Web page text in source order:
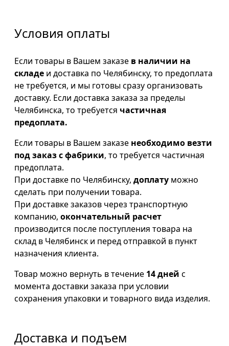
Условия оплаты
Если товары в Вашем заказе в наличии на
складе и доставка по Челябинску, то предоплата
не требуется, и мы готовы сразу организовать
доставку. Если доставка заказа за пределы
Челябинска, то требуется частичная
предоплата.
Если товары в Вашем заказе необходимо везти
под заказ с фабрики, то требуется частичная
предоплата.
При доставке по Челябинску, доплату можно
сделать при получении товара.
При доставке заказов через транспортную
компанию, окончательный расчет
производится после поступления товара на
склад в Челябинск и перед отправкой в пункт
назначения клиента.
Товар можно вернуть в течение 14 дней с
момента доставки заказа при условии
сохранения упаковки и товарного вида изделия.
Доставка и подъем